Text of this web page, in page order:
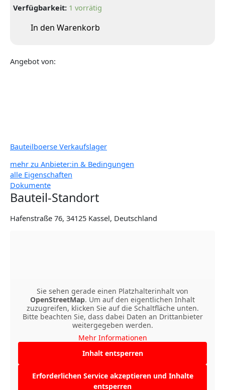
Verfügbarkeit: 1 vorrätig
In den Warenkorb
Angebot von:
Bauteilboerse Verkaufslager
mehr zu Anbieter:in & Bedingungen
alle Eigenschaften
Dokumente
Bauteil-Standort
Hafenstraße 76, 34125 Kassel, Deutschland
Sie sehen gerade einen Platzhalterinhalt von
OpenStreetMap. Um auf den eigentlichen Inhalt
zuzugreifen, klicken Sie auf die Schaltfläche unten.
Bitte beachten Sie, dass dabei Daten an Drittanbieter
weitergegeben werden.
Mehr Informationen
Inhalt entsperren
Erforderlichen Service akzeptieren und Inhalte
entsperren